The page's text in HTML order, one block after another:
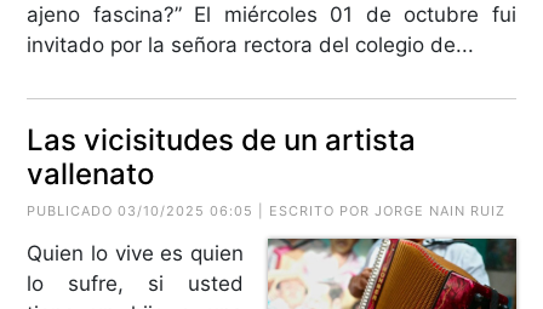
ajeno fascina?” El miércoles 01 de octubre fui
invitado por la señora rectora del colegio de...
Las vicisitudes de un artista
vallenato
PUBLICADO 03/10/2025 06:05 | ESCRITO PORJORGE NAIN RUIZ
Quien lo vive es quien
lo sufre, si usted